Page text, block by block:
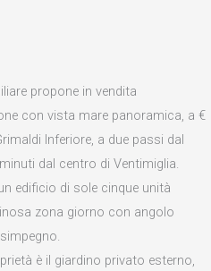
propone in vendita
con vista mare panoramica, a €
Inferiore, a due passi dal
dal centro di Ventimiglia.
edificio di sole cinque unità
zona giorno con angolo
è il giardino privato esterno,